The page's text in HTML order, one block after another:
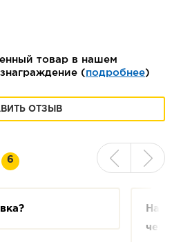
товар в нашем
(подробнее)
ОТЗЫВ
6
На
чем